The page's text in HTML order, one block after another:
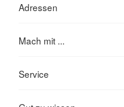
Adressen
Mach mit ...
Service